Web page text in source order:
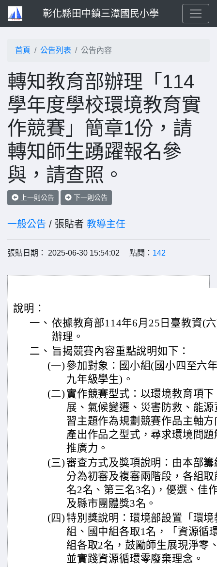
彰化縣田中鎮三潭國民小學
首頁 公告列表 公告內容
轉知教育部辦理「114
學年度學校環境教育實
作競賽」簡章1份，請
轉知師生踴躍報名參
與，請查照。
上一則公告 下一則公告
一般公告 / 張貼者 教導主任
張貼日期： 2025-06-30 15:54:02 點閱： 142
說明：
一、 依據教育部114年6月25日臺教資(
辦理。
二、 旨揭競賽內容重點說明如下：
(一) 參加對象：國小組(國小四至六
九年級學生)。
(二) 實作競賽型式：以環境教育項
展、氣候變遷、災害防救、能
習主題作為規劃競賽作品主軸
產出作品之型式，尋求環境問
推廣力。
(三) 審查方式及獎項說明：由本部
分為初審及複審兩階段，各組
名2名、第三名3名)，優選、佳
及縣市團體獎3名。
(四)特別獎說明：環境部設置「環
組、國中組各取1名，「資源循
組各取2名，鼓勵師生展現淨零
並實踐資源循環零廢棄理念。